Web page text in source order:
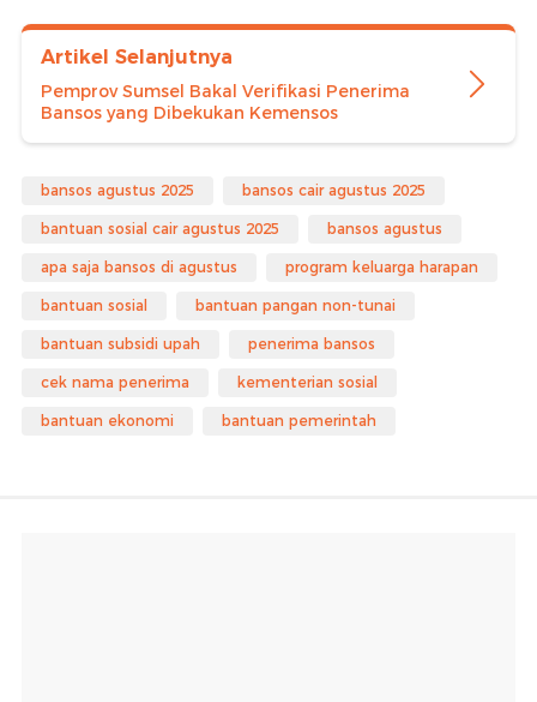
Artikel Selanjutnya
Pemprov Sumsel Bakal Verifikasi Penerima
Bansos yang Dibekukan Kemensos
bansos agustus 2025 bansos cair agustus 2025
bantuan sosial cair agustus 2025 bansos agustus
apa saja bansos di agustus program keluarga harapan
bantuan sosial bantuan pangan non-tunai
bantuan subsidi upah penerima bansos
cek nama penerima kementerian sosial
bantuan ekonomi bantuan pemerintah